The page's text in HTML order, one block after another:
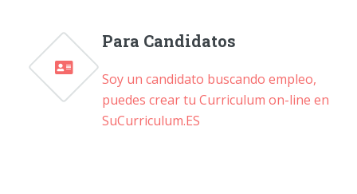
Para Candidatos
Soy un candidato buscando empleo,
puedes crear tu Curriculum on-line en
SuCurriculum.ES